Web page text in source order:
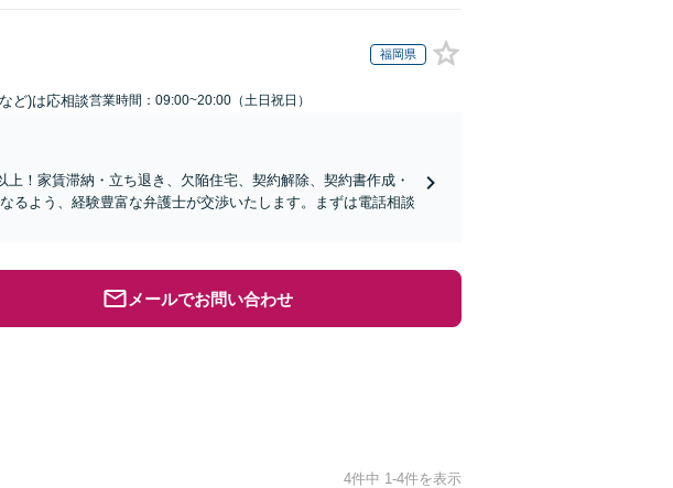
福岡県
ど)は応相談営業時間：09:00~20:00（土日祝日）
！家賃滞納・立ち退き、欠陥住宅、契約解除、契約書作成・
るよう、経験豊富な弁護士が交渉いたします。まずは電話相談
メールでお問い合わせ
4件中 1-4件を表示